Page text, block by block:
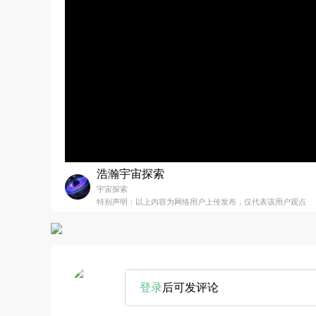
浩瀚宇宙探索
宇宙探索
特别声明：以上内容为网络用户上传发布，仅代表该用户观点
登录后可发评论